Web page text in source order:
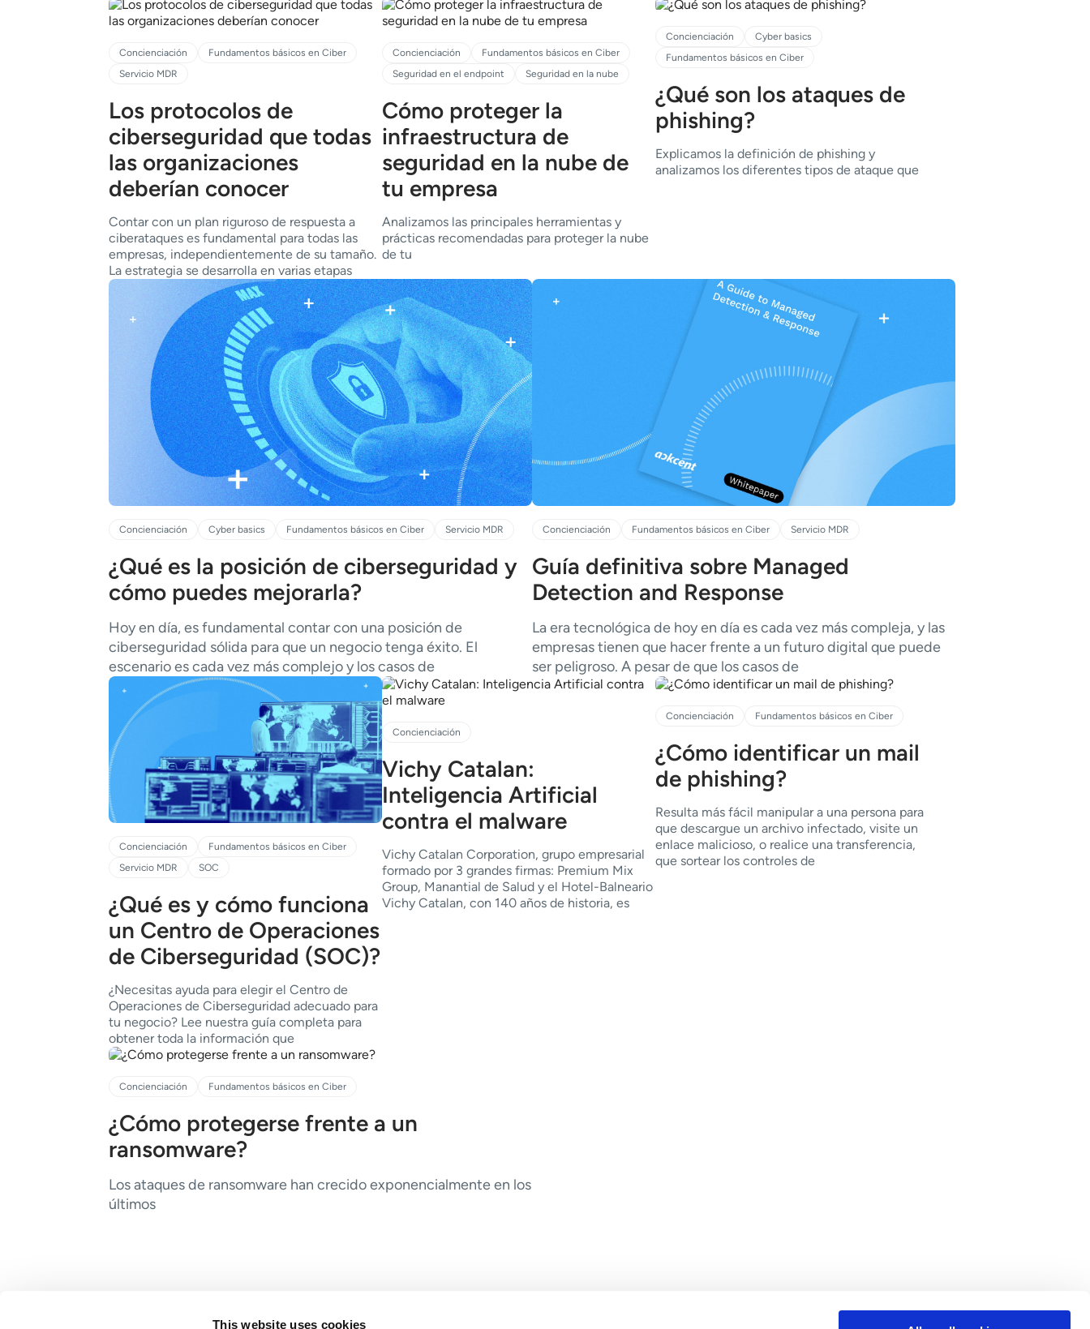
This website uses cookies
Concienciación
Fundamentos básicos en Ciber
Servicio MDR
Los protocolos de
ciberseguridad que todas
las organizaciones
deberían conocer
Contar con un plan riguroso de respuesta a
ciberataques es fundamental para todas las
empresas, independientemente de su tamaño.
La estrategia se desarrolla en varias etapas
Concienciación
Fundamentos básicos en Ciber
Seguridad en el endpoint
Seguridad en la nube
Cómo proteger la
infraestructura de
seguridad en la nube de
tu empresa
Analizamos las principales herramientas y
prácticas recomendadas para proteger la nube
de tu
Concienciación
Cyber basics
Fundamentos básicos en Ciber
¿Qué son los ataques de
phishing?
Explicamos la definición de phishing y
analizamos los diferentes tipos de ataque que
Concienciación Cyber basics Fundamentos básicos en Ciber Servicio MDR
¿Qué es la posición de ciberseguridad y
cómo puedes mejorarla?
Hoy en dí­a, es fundamental contar con una posición de
ciberseguridad sólida para que un negocio tenga éxito. El
escenario es cada vez más complejo y los casos de
Concienciación Fundamentos básicos en Ciber Servicio MDR
Guí­a definitiva sobre Managed
Detection and Response
La era tecnológica de hoy en dí­a es cada vez más compleja, y las
empresas tienen que hacer frente a un futuro digital que puede
ser peligroso. A pesar de que los casos de
Concienciación
Fundamentos básicos en Ciber
Servicio MDR
SOC
¿Qué es y cómo funciona
un Centro de Operaciones
de Ciberseguridad (SOC)?
¿Necesitas ayuda para elegir el Centro de
Operaciones de Ciberseguridad adecuado para
tu negocio? Lee nuestra guí­a completa para
obtener toda la información que
Concienciación
Vichy Catalan:
Inteligencia Artificial
contra el malware
Vichy Catalan Corporation, grupo empresarial
formado por 3 grandes firmas: Premium Mix
Group, Manantial de Salud y el Hotel-Balneario
Vichy Catalan, con 140 años de historia, es
Concienciación Fundamentos básicos en Ciber
¿Cómo identificar un mail
de phishing?
Resulta más fácil manipular a una persona para
que descargue un archivo infectado, visite un
enlace malicioso, o realice una transferencia,
que sortear los controles de
Concienciación Fundamentos básicos en Ciber
¿Cómo protegerse frente a un
ransomware?
Los ataques de ransomware han crecido exponencialmente en los
últimos